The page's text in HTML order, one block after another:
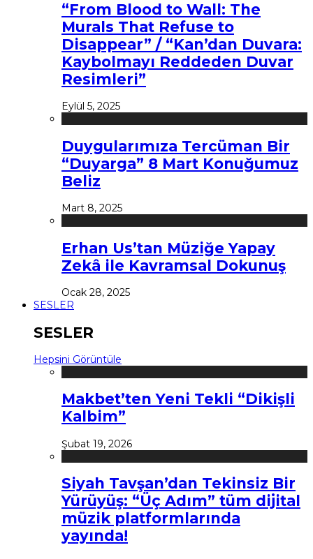
“From Blood to Wall: The
Murals That Refuse to
Disappear” / “Kan’dan Duvara:
Kaybolmayı Reddeden Duvar
Resimleri”
Eylül 5, 2025
Duygularımıza Tercüman Bir
“Duyarga” 8 Mart Konuğumuz
Beliz
Mart 8, 2025
Erhan Us’tan Müziğe Yapay
Zekâ ile Kavramsal Dokunuş
Ocak 28, 2025
SESLER
SESLER
Hepsini Görüntüle
Makbet’ten Yeni Tekli “Dikişli
Kalbim”
Şubat 19, 2026
Siyah Tavşan’dan Tekinsiz Bir
Yürüyüş: “Üç Adım” tüm dijital
müzik platformlarında
yayında!